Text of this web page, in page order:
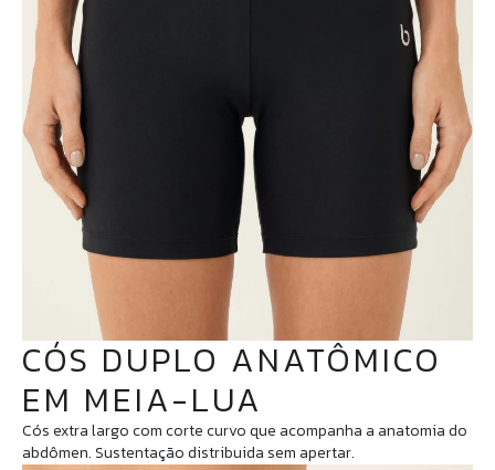
CÓS DUPLO ANATÔMICO
EM MEIA-LUA
Cós extra largo com corte curvo que acompanha a anatomia do
abdômen. Sustentação distribuida sem apertar.